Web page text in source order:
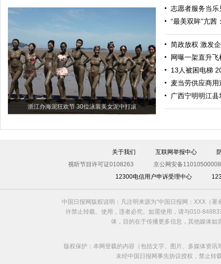
浙江办海泥狂欢节 30位泳装美女泥中打滚
志愿者服务当乐
“最美双眸”亢茜
简政放权 激发
网曝一架直升
13人被困电梯
麦当劳供应商
广西宁明明江
关于我们 互联网举报中心
视听节目许可证0108263
京公网安备
12300电信用户申诉受理中心
中国日报网版权说明：凡注明来源为“中国日报网：XXX（
许禁止转载、使用，违者必究。如需使用，请与010-
体，目的在于传播更多信息，其他媒体
版权保护：本网登载的内容（包括文字、图片、多媒体资
未经中国日报网事先协议授权，禁止转